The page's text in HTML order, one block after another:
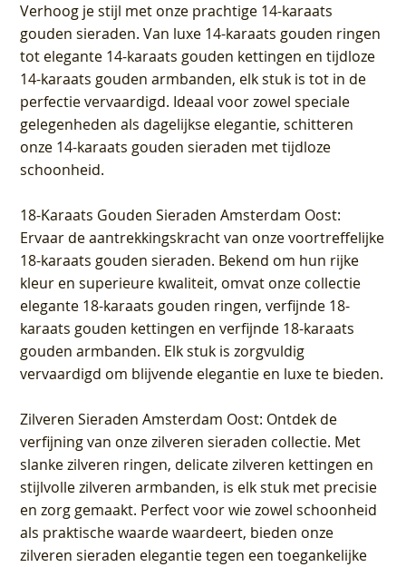
Verhoog je stijl met onze prachtige 14-karaats
gouden sieraden. Van luxe 14-karaats gouden ringen
tot elegante 14-karaats gouden kettingen en tijdloze
14-karaats gouden armbanden, elk stuk is tot in de
perfectie vervaardigd. Ideaal voor zowel speciale
gelegenheden als dagelijkse elegantie, schitteren
onze 14-karaats gouden sieraden met tijdloze
schoonheid.
18-Karaats Gouden Sieraden Amsterdam Oost:
Ervaar de aantrekkingskracht van onze voortreffelijke
18-karaats gouden sieraden. Bekend om hun rijke
kleur en superieure kwaliteit, omvat onze collectie
elegante 18-karaats gouden ringen, verfijnde 18-
karaats gouden kettingen en verfijnde 18-karaats
gouden armbanden. Elk stuk is zorgvuldig
vervaardigd om blijvende elegantie en luxe te bieden.
Zilveren Sieraden Amsterdam Oost: Ontdek de
verfijning van onze zilveren sieraden collectie. Met
slanke zilveren ringen, delicate zilveren kettingen en
stijlvolle zilveren armbanden, is elk stuk met precisie
en zorg gemaakt. Perfect voor wie zowel schoonheid
als praktische waarde waardeert, bieden onze
zilveren sieraden elegantie tegen een toegankelijke